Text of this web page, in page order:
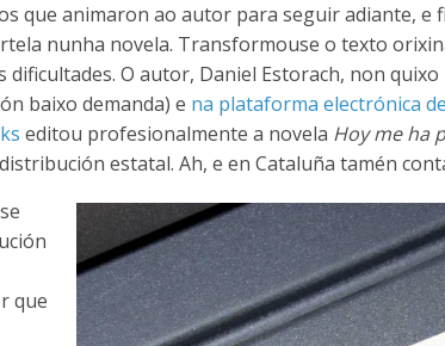
que animaron ao autor para seguir adiante, e
nunha novela. Transformouse o texto
dificultades. O autor, Daniel Estorach, non quixo
baixo demanda) e na plataforma electrónica
editou profesionalmente a novela Hoy me ha
estatal. Ah, e en Cataluña tamén
que